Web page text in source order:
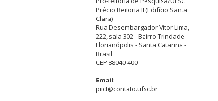
Prédio Reitoria II (Edifício Santa
Clara)
Rua Desembargador Vitor Lima,
222, sala 302 - Bairro Trindade
Florianópolis - Santa Catarina -
Brasil
CEP 88040-400
Email:
piict@contato.ufsc.br